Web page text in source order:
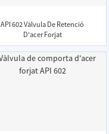
API 602 Vàlvula De Retenció
D'acer Forjat